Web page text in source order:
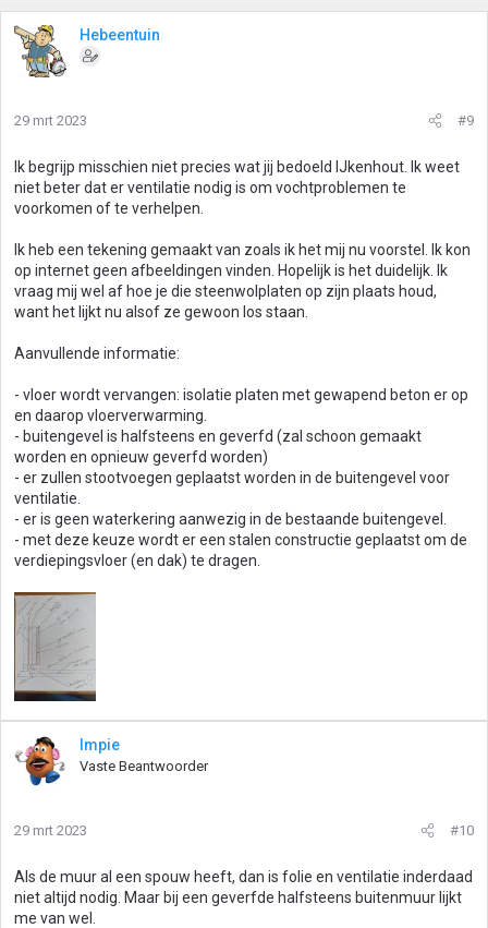
a
r
d
e
n
e
n
:
Hebeentuin
29 mrt 2023 #9
Ik begrijp misschien niet precies wat jij bedoeld IJkenhout. Ik weet
niet beter dat er ventilatie nodig is om vochtproblemen te
voorkomen of te verhelpen.
Ik heb een tekening gemaakt van zoals ik het mij nu voorstel. Ik kon
op internet geen afbeeldingen vinden. Hopelijk is het duidelijk. Ik
vraag mij wel af hoe je die steenwolplaten op zijn plaats houd,
want het lijkt nu alsof ze gewoon los staan.
Aanvullende informatie:
- vloer wordt vervangen: isolatie platen met gewapend beton er op
en daarop vloerverwarming.
- buitengevel is halfsteens en geverfd (zal schoon gemaakt
worden en opnieuw geverfd worden)
- er zullen stootvoegen geplaatst worden in de buitengevel voor
ventilatie.
- er is geen waterkering aanwezig in de bestaande buitengevel.
- met deze keuze wordt er een stalen constructie geplaatst om de
verdiepingsvloer (en dak) te dragen.
Impie
Vaste Beantwoorder
29 mrt 2023 #10
Als de muur al een spouw heeft, dan is folie en ventilatie inderdaad
niet altijd nodig. Maar bij een geverfde halfsteens buitenmuur lijkt
me van wel.